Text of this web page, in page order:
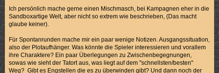
Ich persönlich mache gerne einen Mischmasch, bei Kampagnen eher in die
Sandboxartige Welt, aber nicht so extrem wie beschrieben, (Das macht
glaube keiner).
Für Spontanrunden mache mir ein paar wenige Notizen. Ausgangssituation,
also der Plotaufhänger. Was könnte die Spieler interessieren und vorallem
ihre Charaktere? Ein paar Überlegungen zu Zwischenbegegnungen,
sowas wie sieht der Tatort aus, was liegt auf dem "schnellsten/besten"
Weg? Gibt es Engstellen die es zu überwinden gibt? Und dann noch der